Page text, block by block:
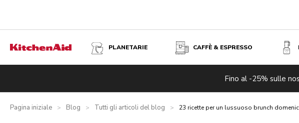
PLANETARIE CAFFÈ & ESPRESSO
Fino al -25% sulle
Pagina iniziale > Blog > Tutti gli articoli del blog > 23 ricette per un lussuoso brunch